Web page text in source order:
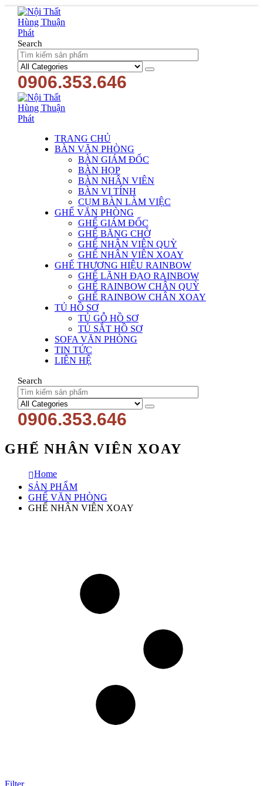
Search
0906.353.646
TRANG CHỦ
BÀN VĂN PHÒNG
BÀN GIÁM ĐỐC
BÀN HỌP
BÀN NHÂN VIÊN
BÀN VI TÍNH
CỤM BÀN LÀM VIỆC
GHẾ VĂN PHÒNG
GHẾ GIÁM ĐỐC
GHẾ BĂNG CHỜ
GHẾ NHÂN VIÊN QUỲ
GHẾ NHÂN VIÊN XOAY
GHẾ THƯƠNG HIỆU RAINBOW
GHẾ LÃNH ĐẠO RAINBOW
GHẾ RAINBOW CHÂN QUỲ
GHẾ RAINBOW CHÂN XOAY
TỦ HỒ SƠ
TỦ GỖ HỒ SƠ
TỦ SẮT HỒ SƠ
SOFA VĂN PHÒNG
TIN TỨC
LIÊN HỆ
Search
0906.353.646
GHẾ NHÂN VIÊN XOAY
Home
SẢN PHẨM
GHẾ VĂN PHÒNG
GHẾ NHÂN VIÊN XOAY
Filter